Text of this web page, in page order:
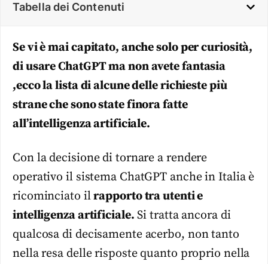
Tabella dei Contenuti
Se vi è mai capitato, anche solo per curiosità,
di usare ChatGPT ma non avete fantasia
,ecco la lista di alcune delle richieste più
strane che sono state finora fatte
all’intelligenza artificiale.
Con la decisione di tornare a rendere
operativo il sistema ChatGPT anche in Italia è
ricominciato ilrapporto tra utenti e
intelligenza artificiale. Si tratta ancora di
qualcosa di decisamente acerbo, non tanto
nella resa delle risposte quanto proprio nella